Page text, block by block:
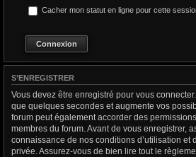
Cacher mon statut en ligne pour cette
S’ENREGISTRER
Vous devez être enregistré pour vous
que quelques secondes et augmente vos
forum peut également accorder des
membres du forum. Avant de vous enregistrer,
connaissance de nos conditions d’utilisation et
privée. Assurez-vous de bien lire tout le